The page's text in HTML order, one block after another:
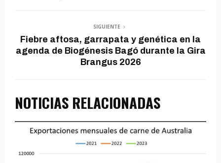
SIGUIENTE
Fiebre aftosa, garrapata y genética en la
agenda de Biogénesis Bagó durante la Gira
Brangus 2026
NOTICIAS RELACIONADAS